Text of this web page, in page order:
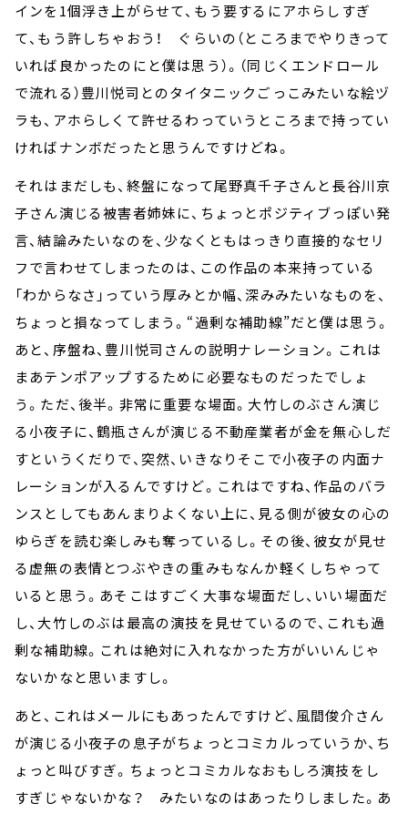
インを1個浮き上がらせて、もう要するにアホらしすぎ
て、もう許しちゃおう！ ぐらいの（ところまでやりきって
いれば良かったのにと僕は思う）。（同じくエンドロール
で流れる）豊川悦司とのタイタニックごっこみたいな絵ヅ
ラも、アホらしくて許せるわっていうところまで持ってい
ければナンボだったと思うんですけどね。
それはまだしも、終盤になって尾野真千子さんと長谷川京
子さん演じる被害者姉妹に、ちょっとポジティブっぽい発
言、結論みたいなのを、少なくともはっきり直接的なセリ
フで言わせてしまったのは、この作品の本来持っている
「わからなさ」っていう厚みとか幅、深みみたいなものを、
ちょっと損なってしまう。“過剰な補助線”だと僕は思う。
あと、序盤ね、豊川悦司さんの説明ナレーション。これは
まあテンポアップするために必要なものだったでしょ
う。ただ、後半。非常に重要な場面。大竹しのぶさん演じ
る小夜子に、鶴瓶さんが演じる不動産業者が金を無心しだ
すというくだりで、突然、いきなりそこで小夜子の内面ナ
レーションが入るんですけど。これはですね、作品のバラ
ンスとしてもあんまりよくない上に、見る側が彼女の心の
ゆらぎを読む楽しみも奪っているし。その後、彼女が見せ
る虚無の表情とつぶやきの重みもなんか軽くしちゃって
いると思う。あそこはすごく大事な場面だし、いい場面だ
し、大竹しのぶは最高の演技を見せているので、これも過
剰な補助線。これは絶対に入れなかった方がいいんじゃ
ないかなと思いますし。
あと、これはメールにもあったんですけど、風間俊介さん
が演じる小夜子の息子がちょっとコミカルっていうか、ち
ょっと叫びすぎ。ちょっとコミカルなおもしろ演技をし
すぎじゃないかな？ みたいなのはあったりしました。あ